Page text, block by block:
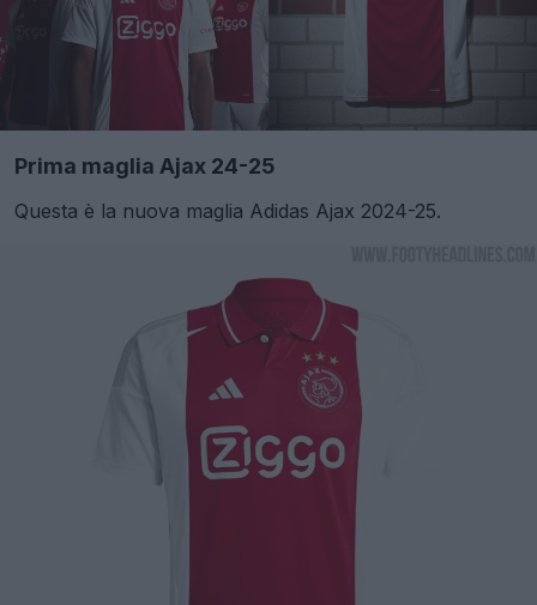
Prima maglia Ajax 24-25
Questa è la nuova maglia Adidas Ajax 2024-25.